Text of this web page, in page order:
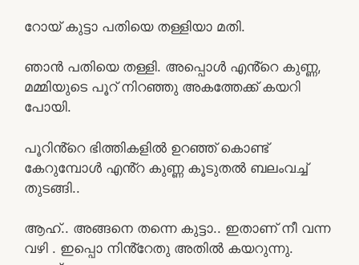
റോയ് കുട്ടാ പതിയെ തള്ളിയാ മതി.
ഞാൻ പതിയെ തള്ളി. അപ്പൊൾ എൻ്റെ കുണ്ണ,
മമ്മിയുടെ പൂറ് നിറഞ്ഞു അകത്തേക്ക് കയറി
പോയി.
പൂറിൻ്റെ ഭിത്തികളിൽ ഉറഞ്ഞ് കൊണ്ട്
കേറുമ്പോൾ എൻ്റ കുണ്ണ കൂടുതൽ ബലംവച്ച്
തുടങ്ങി..
ആഹ്.. അങ്ങനെ തന്നെ കുട്ടാ.. ഇതാണ് നീ വന്ന
വഴി . ഇപ്പൊ നിൻ്റേതു അതിൽ കയറുന്നു.